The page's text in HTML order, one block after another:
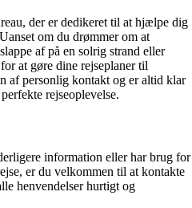
der er dedikeret til at hjælpe dig
om du drømmer om at
af på en solrig strand eller
at gøre dine rejseplaner til
af personlig kontakt og er altid klar
rejseoplevelse.
information eller har brug for
er du velkommen til at kontakte
henvendelser hurtigt og